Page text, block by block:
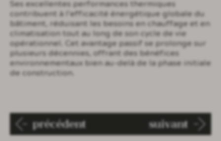
Ses excellentes performances thermiques
contribuent à l’efficacité énergétique globale du
bâtiment, réduisant les besoins en chauffage et en
climatisation tout au long de son cycle de vie
opérationnel. Cet avantage passif se prolonge sur
plusieurs décennies, offrant des bénéfices
environnementaux bien au-delà de la phase initiale
de construction.
précédent suivant